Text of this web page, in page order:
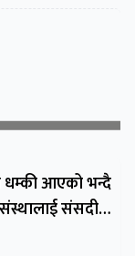
धम्की आएको भन्दै
संस्थालाई संसदीय